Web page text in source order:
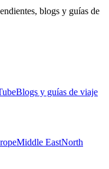
blogs y guías de
Blogs y guías de viaje
Middle EastNorth